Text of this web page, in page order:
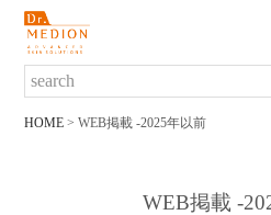
新規会員登録
HOME WEB掲載 -2025年以前
WEB掲載 -